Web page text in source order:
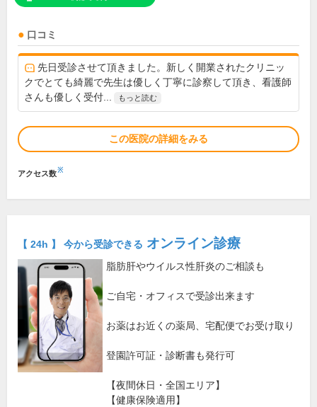
口コミ
先日受診させて頂きました。新しく開業されたクリニッ
クでとても綺麗で先生は優しく丁寧に診察して頂き、看護師
さんも優しく受付...
もっと読む
この医院の詳細をみる
アクセス数※
【 24h 】 今から受診できる オンライン診療
脂肪肝やウイルス性肝炎のご相談も
ご自宅・オフィスで受診出来ます
お薬はお近くの薬局、宅配便でお受け取り
登園許可証・診断書も発行可
【夜間休日・全国エリア】
【健康保険適用】